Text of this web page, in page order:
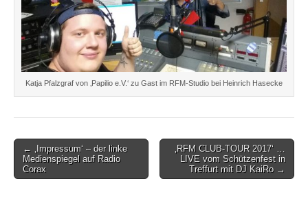
Katja Pfalzgraf von ‚Papilio e.V.‘ zu Gast im RFM-Studio bei Heinrich Hasecke
Post
navigation
← ‚Impressum‘ – der linke
Medienspiegel auf Radio
Corax
‚RFM CLUB-TOUR 2017‘ …
LIVE vom Schützenfest in
Treffurt mit DJ KaiRo →